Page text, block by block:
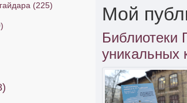
(225) Мой
Библиотеки
уникальных